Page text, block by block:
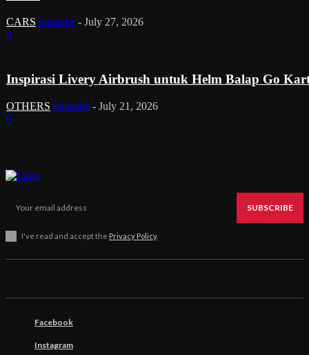
CARS tinusoke - July 27, 2026
0
Inspirasi Livery Airbrush untuk Helm Balap Go
OTHERS tinusoke - July 21, 2026
0
SUBSCRIBE
I've read and accept the Privacy Policy.
Facebook
Instagram